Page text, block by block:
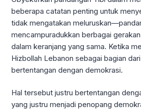
beberapa catatan penting untuk
tidak mengatakan
mencampuradukkan berbagai
dalam keranjang yang sama. Ketika
Hizbollah Lebanon sebagai bagian
bertentangan dengan demokrasi.
Hal tersebut justru bertentangan
yang justru menjadi penopang